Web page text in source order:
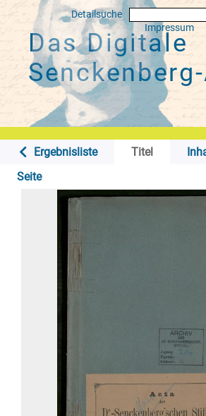
Detailsuche
Impressum
Das Digitale
Ergebnisliste Titel
Seite